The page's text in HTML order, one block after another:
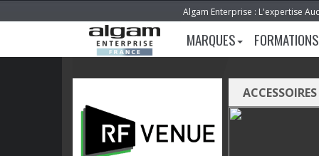
Algam Enterprise : L'expertise
MARQUES FORMATIONS